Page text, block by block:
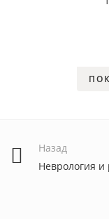
Назад
Неврология и